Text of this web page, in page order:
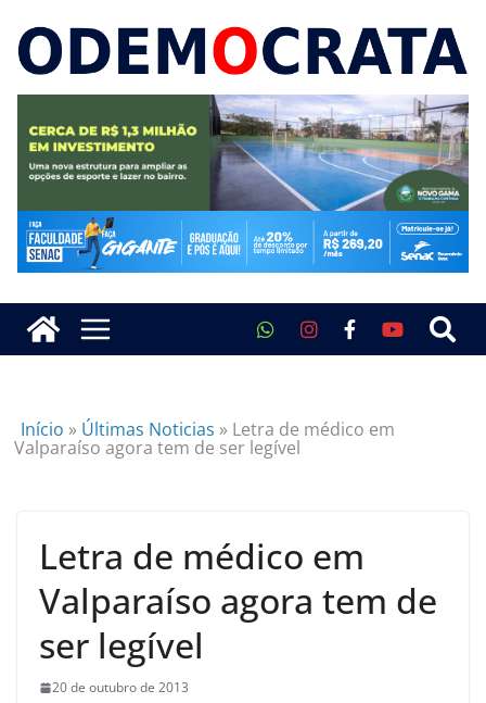
Início » Últimas Noticias » Letra de médico em
Valparaíso agora tem de ser legível
Letra de médico em
Valparaíso agora tem de
ser legível
20 de outubro de 2013